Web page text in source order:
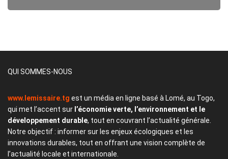
QUI SOMMES-NOUS
www.lemissaire.tg est un média en ligne basé à Lomé, au Togo,
qui met l’accent sur l’économie verte, l’environnement et le
développement durable, tout en couvrant l’actualité générale.
Notre objectif : informer sur les enjeux écologiques et les
innovations durables, tout en offrant une vision complète de
l’actualité locale et internationale.